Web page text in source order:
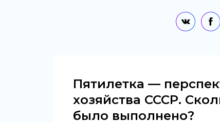
Пятилетка —
хозяйства СССР.
было выполнено?